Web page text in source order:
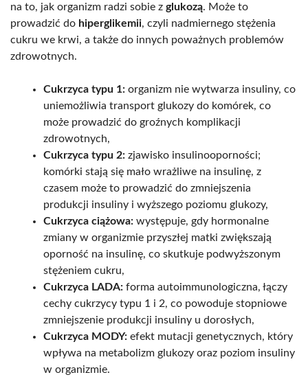
na to, jak organizm radzi sobie z glukozą. Może to
prowadzić do hiperglikemii, czyli nadmiernego stężenia
cukru we krwi, a także do innych poważnych problemów
zdrowotnych.
Cukrzyca typu 1: organizm nie wytwarza insuliny, co
uniemożliwia transport glukozy do komórek, co
może prowadzić do groźnych komplikacji
zdrowotnych,
Cukrzyca typu 2: zjawisko insulinooporności;
komórki stają się mało wrażliwe na insulinę, z
czasem może to prowadzić do zmniejszenia
produkcji insuliny i wyższego poziomu glukozy,
Cukrzyca ciążowa: występuje, gdy hormonalne
zmiany w organizmie przyszłej matki zwiększają
oporność na insulinę, co skutkuje podwyższonym
stężeniem cukru,
Cukrzyca LADA: forma autoimmunologiczna, łączy
cechy cukrzycy typu 1 i 2, co powoduje stopniowe
zmniejszenie produkcji insuliny u dorosłych,
Cukrzyca MODY: efekt mutacji genetycznych, który
wpływa na metabolizm glukozy oraz poziom insuliny
w organizmie.